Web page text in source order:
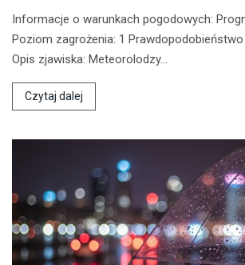
Informacje o warunkach pogodowych:
Poziom zagrożenia: 1 Prawdopodobieństwo
Opis zjawiska: Meteorolodzy…
Czytaj dalej